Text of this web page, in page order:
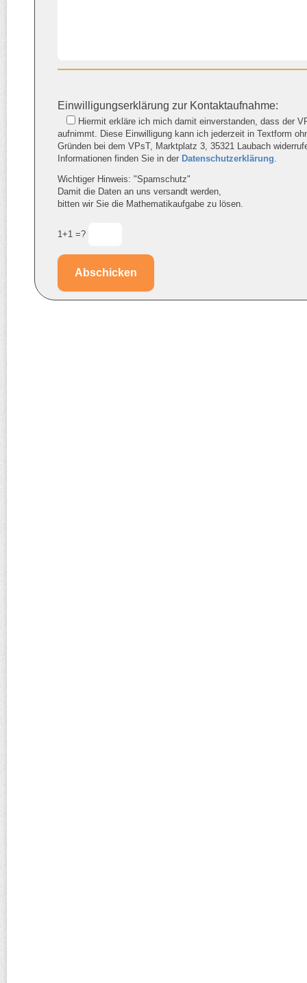
Einwilligungserklärung zur Kontaktaufnahme:
Hiermit erkläre ich mich damit einverstanden, dass der
aufnimmt. Diese Einwilligung kann ich jederzeit in Textform
Gründen bei dem VPsT, Marktplatz 3, 35321 Laubach
Informationen finden Sie in der Datenschutzerklärung.
Wichtiger Hinweis: "Spamschutz"
Damit die Daten an uns versandt werden,
bitten wir Sie die Mathematikaufgabe zu lösen.
1+1 =?